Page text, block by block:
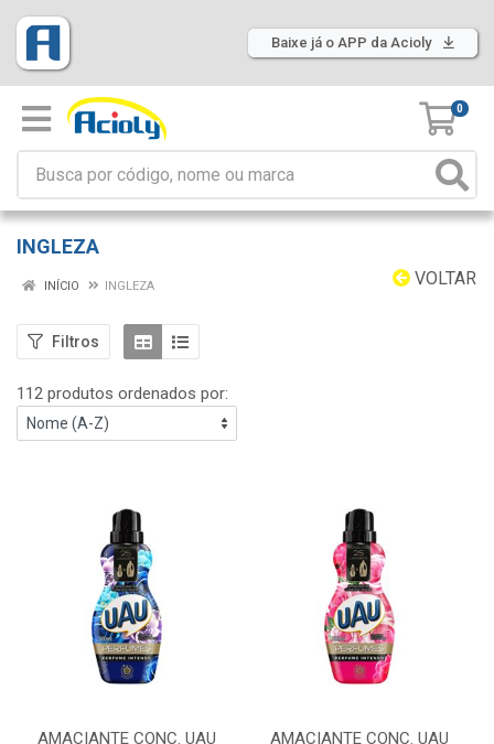
Baixe já o APP da Acioly
0
INGLEZA
VOLTAR
INÍCIO INGLEZA
Filtros
112 produtos ordenados por:
AMACIANTE CONC. UAU
AMACIANTE CONC. UAU